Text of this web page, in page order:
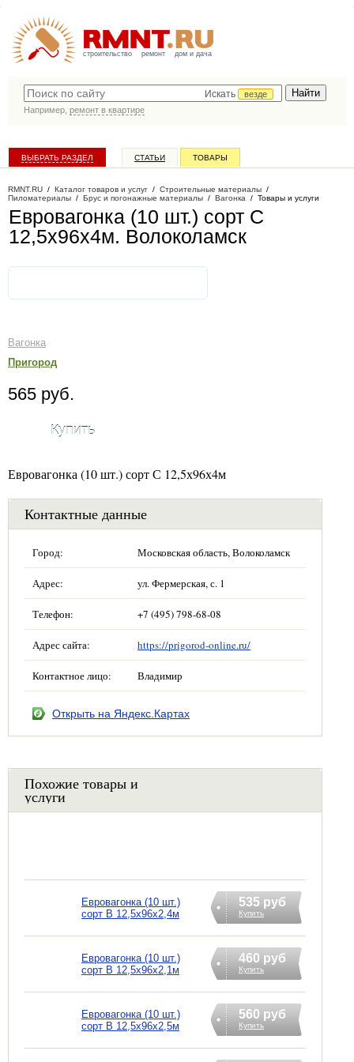
строительство ремонт дом и дача
Искать
везде
Например, ремонт в квартире
ВЫБРАТЬ РАЗДЕЛ СТАТЬИ ТОВАРЫ
RMNT.RU / Каталог товаров и услуг / Строительные материалы /
Пиломатериалы / Брус и погонажные материалы / Вагонка / Товары и услуги
Евровагонка (10 шт.) сорт С
12,5х96х4м. Волоколамск
Вагонка
Пригород
565 руб.
Купить
Евровагонка (10 шт.) сорт С 12,5х96х4м
Контактные данные
Город: Московская область, Волоколамск
Адрес: ул. Фермерская, с. 1
Телефон: +7 (495) 798-68-08
Адрес сайта: https://prigorod-online.ru/
Контактное лицо: Владимир
Открыть на Яндекс.Картах
Похожие товары и
услуги
Евровагонка (10 шт.)
сорт В 12,5х96х2,4м
535 руб
Купить
Евровагонка (10 шт.)
сорт В 12,5х96х2,1м
460 руб
Купить
Евровагонка (10 шт.)
сорт В 12,5х96х2,5м
560 руб
Купить